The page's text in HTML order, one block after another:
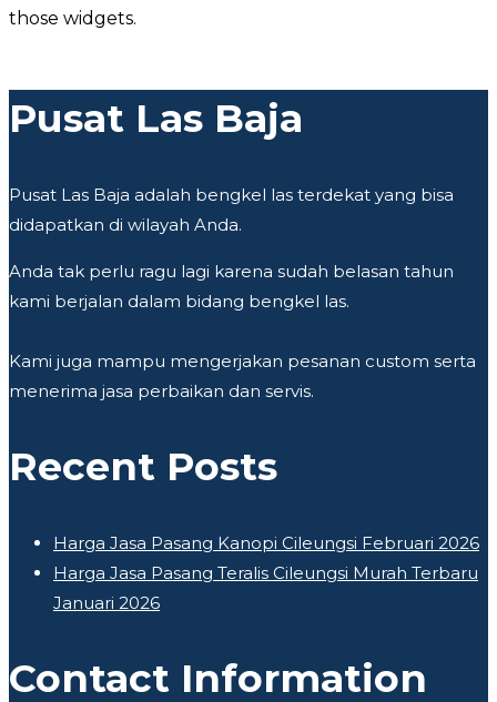
those widgets.
Pusat Las Baja
Pusat Las Baja adalah bengkel las terdekat yang bisa
didapatkan di wilayah Anda.
Anda tak perlu ragu lagi karena sudah belasan tahun
kami berjalan dalam bidang bengkel las.
Kami juga mampu mengerjakan pesanan custom serta
menerima jasa perbaikan dan servis.
Recent Posts
Harga Jasa Pasang Kanopi Cileungsi Februari 2026
Harga Jasa Pasang Teralis Cileungsi Murah Terbaru
Januari 2026
Contact Information